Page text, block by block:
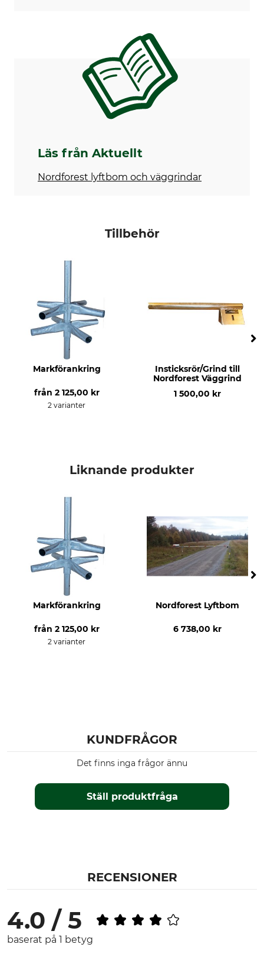
Läs från Aktuellt
Nordforest lyftbom och väggrindar
Tillbehör
Markförankring
från 2 125,00 kr
2 varianter
Insticksrör/Grind till
Nordforest Väggrind
1 500,00 kr
Liknande produkter
Markförankring
från 2 125,00 kr
2 varianter
Nordforest Lyftbom
6 738,00 kr
KUNDFRÅGOR
Ställ produktfråga
Det finns inga frågor ännu
RECENSIONER
4.0 / 5
baserat på 1 betyg